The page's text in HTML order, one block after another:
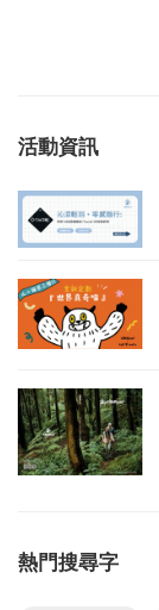
活動資訊
熱門搜尋字